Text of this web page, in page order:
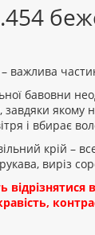
важлива
бавовни
якому
і вбирає
крій –
виріз